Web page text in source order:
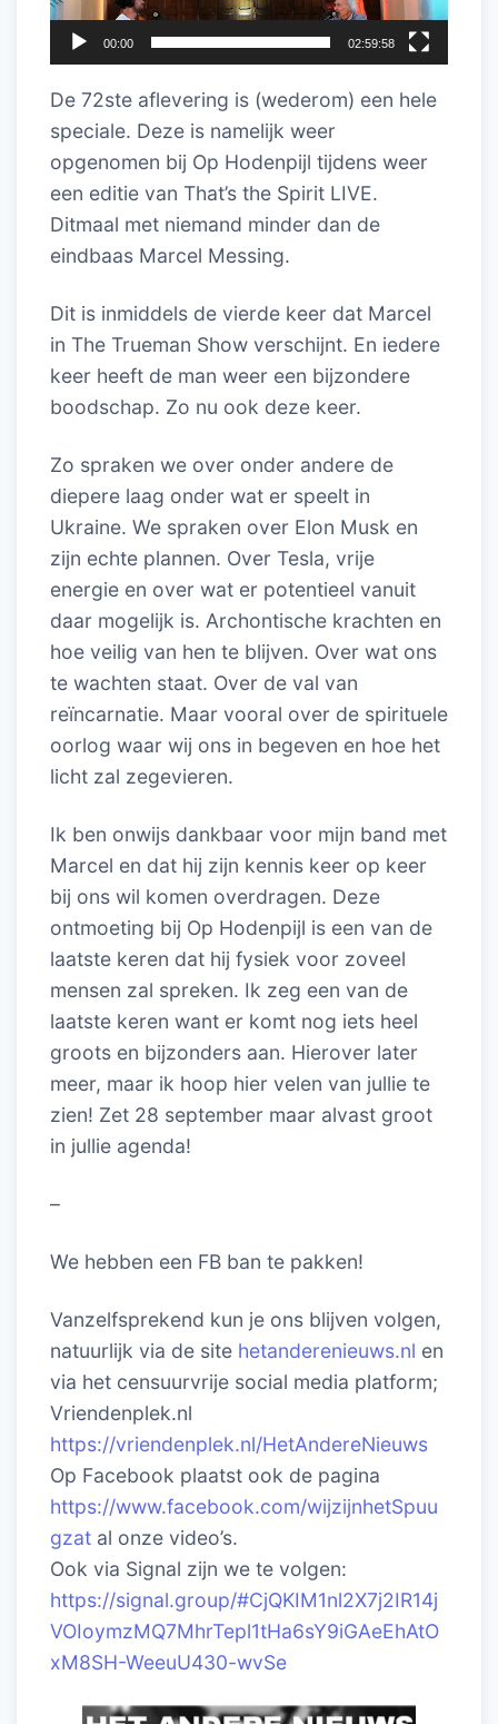
00:00 02:59:58
De 72ste aflevering is (wederom) een hele
speciale. Deze is namelijk weer
opgenomen bij Op Hodenpijl tijdens weer
een editie van That’s the Spirit LIVE.
Ditmaal met niemand minder dan de
eindbaas Marcel Messing.
Dit is inmiddels de vierde keer dat Marcel
in The Trueman Show verschijnt. En iedere
keer heeft de man weer een bijzondere
boodschap. Zo nu ook deze keer.
Zo spraken we over onder andere de
diepere laag onder wat er speelt in
Ukraine. We spraken over Elon Musk en
zijn echte plannen. Over Tesla, vrije
energie en over wat er potentieel vanuit
daar mogelijk is. Archontische krachten en
hoe veilig van hen te blijven. Over wat ons
te wachten staat. Over de val van
reïncarnatie. Maar vooral over de spirituele
oorlog waar wij ons in begeven en hoe het
licht zal zegevieren.
Ik ben onwijs dankbaar voor mijn band met
Marcel en dat hij zijn kennis keer op keer
bij ons wil komen overdragen. Deze
ontmoeting bij Op Hodenpijl is een van de
laatste keren dat hij fysiek voor zoveel
mensen zal spreken. Ik zeg een van de
laatste keren want er komt nog iets heel
groots en bijzonders aan. Hierover later
meer, maar ik hoop hier velen van jullie te
zien! Zet 28 september maar alvast groot
in jullie agenda!
–
We hebben een FB ban te pakken!
Vanzelfsprekend kun je ons blijven volgen,
natuurlijk via de site hetanderenieuws.nl en
via het censuurvrije social media platform;
Vriendenplek.nl
https://vriendenplek.nl/HetAndereNieuws
Op Facebook plaatst ook de pagina
https://www.facebook.com/wijzijnhetSpuu
gzat al onze video’s.
Ook via Signal zijn we te volgen:
https://signal.group/#CjQKIM1nl2X7j2IR14j
VOIoymzMQ7MhrTepl1tHa6sY9iGAeEhAtO
xM8SH-WeeuU430-wvSe